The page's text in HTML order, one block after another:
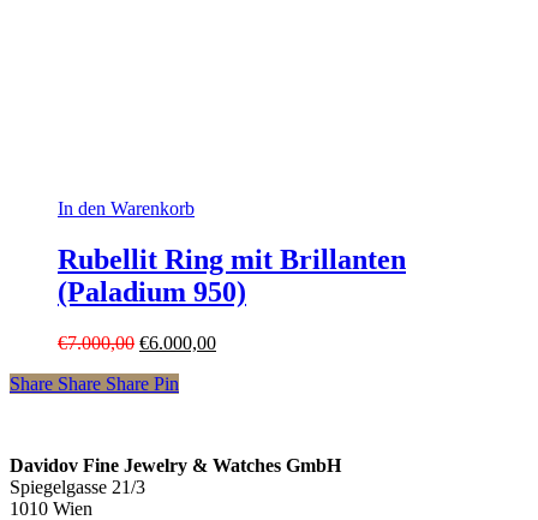
In den Warenkorb
Rubellit Ring mit Brillanten
(Paladium 950)
€7.000,00 Ursprünglicher
war:
€6.000,00Aktueller
Share Share Share Pin
Davidov Fine Jewelry & Watches GmbH
Spiegelgasse 21/3
1010 Wien